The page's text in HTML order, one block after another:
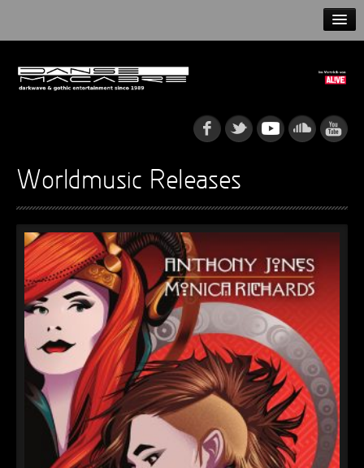
NEWS
INFO
GOTHIP PODCAST
► Rattenfänger
Oberer Totpunkt
► Dia De Los Muertos
Oberer Totpunkt
► Alltag macht tot
Oberer Totpunkt
► Die Krieger
Oberer Totpunkt
► Imperator
Oberer Totpunkt
Worldmusic Releases